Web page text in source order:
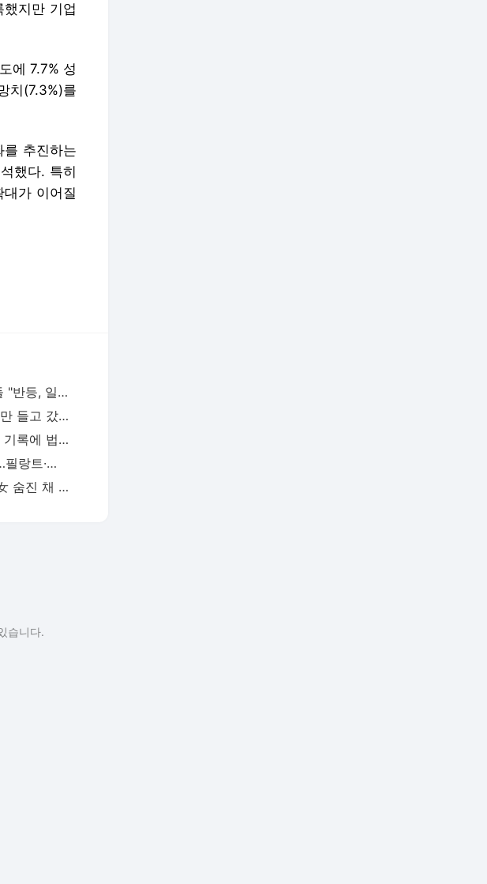
지만 기업
에 7.7% 성
치(7.3%)를
를 추진하는
했다. 특히
가 이어질
'삼전닉스' 폭락 적중한 족집게들 "반등, 일회성 아니다"면서... AI 과잉투자엔 '우려'
"공항 라운지 무료라더니"…카드만 들고 갔다간 '헛걸음'
황정민 사생활 논란, '77번 통화' 기록에 법조계 주목
4천만원대 테슬라 '모델Y' 돌풍…필랑트·액티언 판매 '직격탄'
경기 광주 아파트 화단서 40대 女 숨진 채 발견…시신 옆엔 '이불'
습니다.